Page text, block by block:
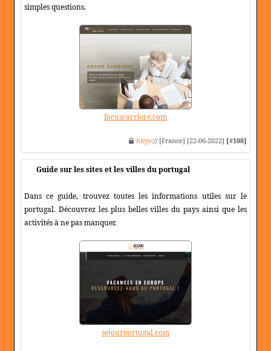
simples questions.
focuscarriere.com
https:// [France] [22-06-2022] [#108]
Guide sur les sites et les villes du portugal
Dans ce guide, trouvez toutes les informations utiles sur le
portugal. Découvrez les plus belles villes du pays ainsi que les
activités à ne pas manquer.
sejourportugal.com